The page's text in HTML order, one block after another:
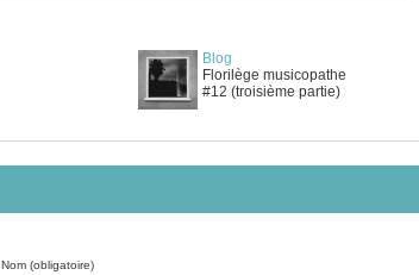
Blog
Florilège musicopathe
#12 (troisième partie)
Nom (obligatoire)